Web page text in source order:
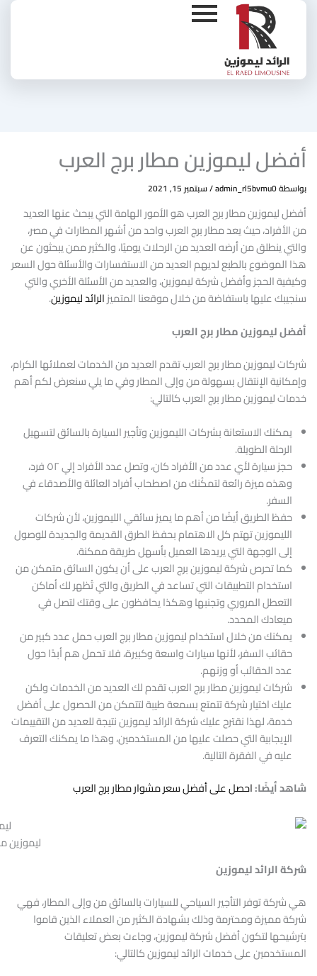
Skip
أفضل ليموزين مطار برج العرب
بواسطةadmin_rl5bvmu0
/سبتمبر 15, 2021
أفضل ليموزين مطار برج العرب هو الأمور الهامة التي يبحث عنها العديد
من الأفراد، حيث يعد مطار برج العرب واحد من أشهر المطارات في مصر،
والتي ينطلق من أرضه العديد من الرحلات يوميًا، والكثير ممن يبحثون عن
هذا الموضوع بالطبع لديهم العديد من الاستفسارات والأسئلة حول السعر
وكيفية الحجز وأفضل شركة ليموزين، والعديد من الأسئلة الأخري والتي
سنجيبك عليها باستفاضة من خلال موقعنا المتميزالرائد ليموزين.
أفضل ليموزين مطار برج العرب
شركات ليموزين مطار برج العرب تقدم العديد من الخدمات لعملائها الكرام،
وإمكانية الإنتقال بسهولة من وإلى المطار وفي ما يلي سنعرض لكم أهم
خدمات ليموزين مطار برج العرب كالتالي:
يمكنك الاستعانة بشركات الليموزين وتأجير السيارة بالسائق لتسهيل
الرحلة الطويلة.
حجز سيارة لأي عدد من الأفراد كان، وتصل عدد الأفراد إلي ٥٢ فرد،
وهذه ميزة رائعة لتمكُنك من اصطحاب أفراد العائلة والأصدقاء في
السفر.
حفظ الطريق أيضًا من أهم ما يميز سائقي الليموزين، لأن شركات
الليموزين تهتم كل الاهتمام بحفظ الطرق القديمة والجديدة للوصول
إلى الوجهة التي يريدها العميل بأسهل طريقة ممكنة.
كما تحرص شركة ليموزين برج العرب على أن يكون السائق متمكن من
استخدام التطبيقات التي تساعد في الطريق والتي تُظهر لك أماكن
التعطل المروري وتجنبها وهكذا يحافظون على وقتك لتصل في
ميعادك المحدد.
يمكنك من خلال استخدام ليموزين مطار برج العرب حمل عدد كبير من
حقائب السفر، لأنها سيارات واسعة وكبيرة، فلا تحمل هم أبدًا حول
عدد الحقائب أو وزنهم.
شركات ليموزين مطار برج العرب تقدم لك العديد من الخدمات ولكن
عليك اختيار شركة تتمتع بسمعة طيبة لتتمكن من الحصول على أفضل
خدمة، لهذا نقترح عليك شركة الرائد ليموزين نتيجة للعديد من التقييمات
الإيجابية التي حصلت عليها من المستخدمين، وهذا ما يمكنك التعرف
عليه في الفقرة التالية.
شاهد أيضًا:احصل على أفضل سعر مشوار مطار برج العرب
ليموزين
شركة الرائد ليموزين
هي شركة توفر التأجير السياحي للسيارات بالسائق من وإلى المطار، فهي
شركة مميزة ومحترمة وذلك بشهادة الكثير من العملاء الذين قاموا
بترشيحها لتكون أفضل شركة ليموزين، وجاءت بعض تعليقات
المستخدمين على خدمات الرائد ليموزين كالتالي: